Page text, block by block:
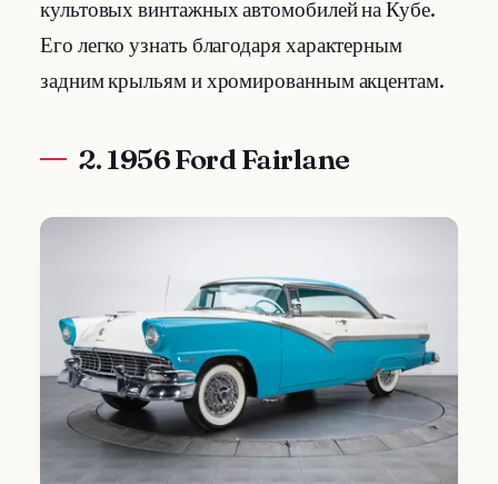
культовых винтажных автомобилей на Кубе.
Его легко узнать благодаря характерным
задним крыльям и хромированным акцентам.
2. 1956 Ford Fairlane